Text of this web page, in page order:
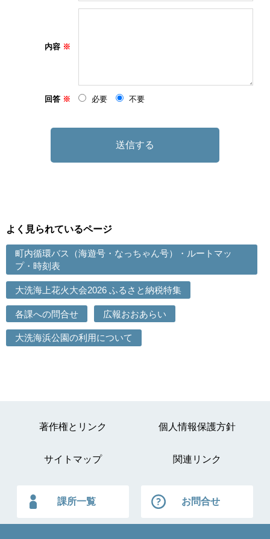
内容
回答 必要 不要
よく見られているページ
町内循環バス（海遊号・なっちゃん号）・ルートマッ
プ・時刻表
大洗海上花火大会2026 ふるさと納税特集
各課への問合せ 広報おおあらい
大洗海浜公園の利用について
著作権とリンク 個人情報保護方針
サイトマップ 関連リンク
課所一覧 お問合せ